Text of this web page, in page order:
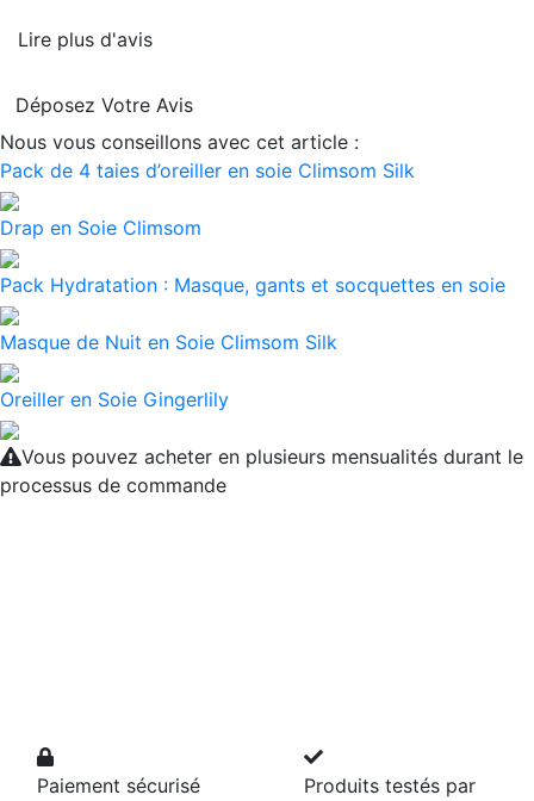
Lire plus d'avis
Déposez Votre Avis
Nous vous conseillons avec cet article :
Pack de 4 taies d’oreiller en soie Climsom Silk
Drap en Soie Climsom
Pack Hydratation : Masque, gants et socquettes en soie
Masque de Nuit en Soie Climsom Silk
Oreiller en Soie Gingerlily
Vous pouvez acheter en plusieurs mensualités durant le
processus de commande
Paiement sécurisé
Produits testés par